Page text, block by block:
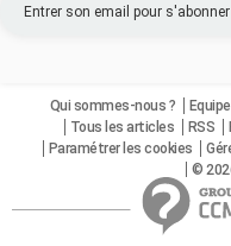
Qui sommes-nous ? Equipe
Tous les articles
RSS
Paramétrer les cookies
©